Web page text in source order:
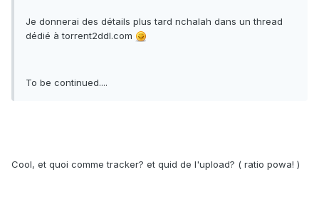
Je donnerai des détails plus tard nchalah dans un thread
dédié à torrent2ddl.com
To be continued....
Cool, et quoi comme tracker? et quid de l'upload? ( ratio powa! )